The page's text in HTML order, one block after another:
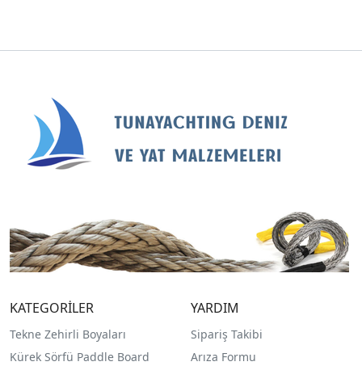
KATEGORİLER
Tekne Zehirli Boyaları
Kürek Sörfü Paddle Board
YARDIM
Sipariş Takibi
Arıza Formu